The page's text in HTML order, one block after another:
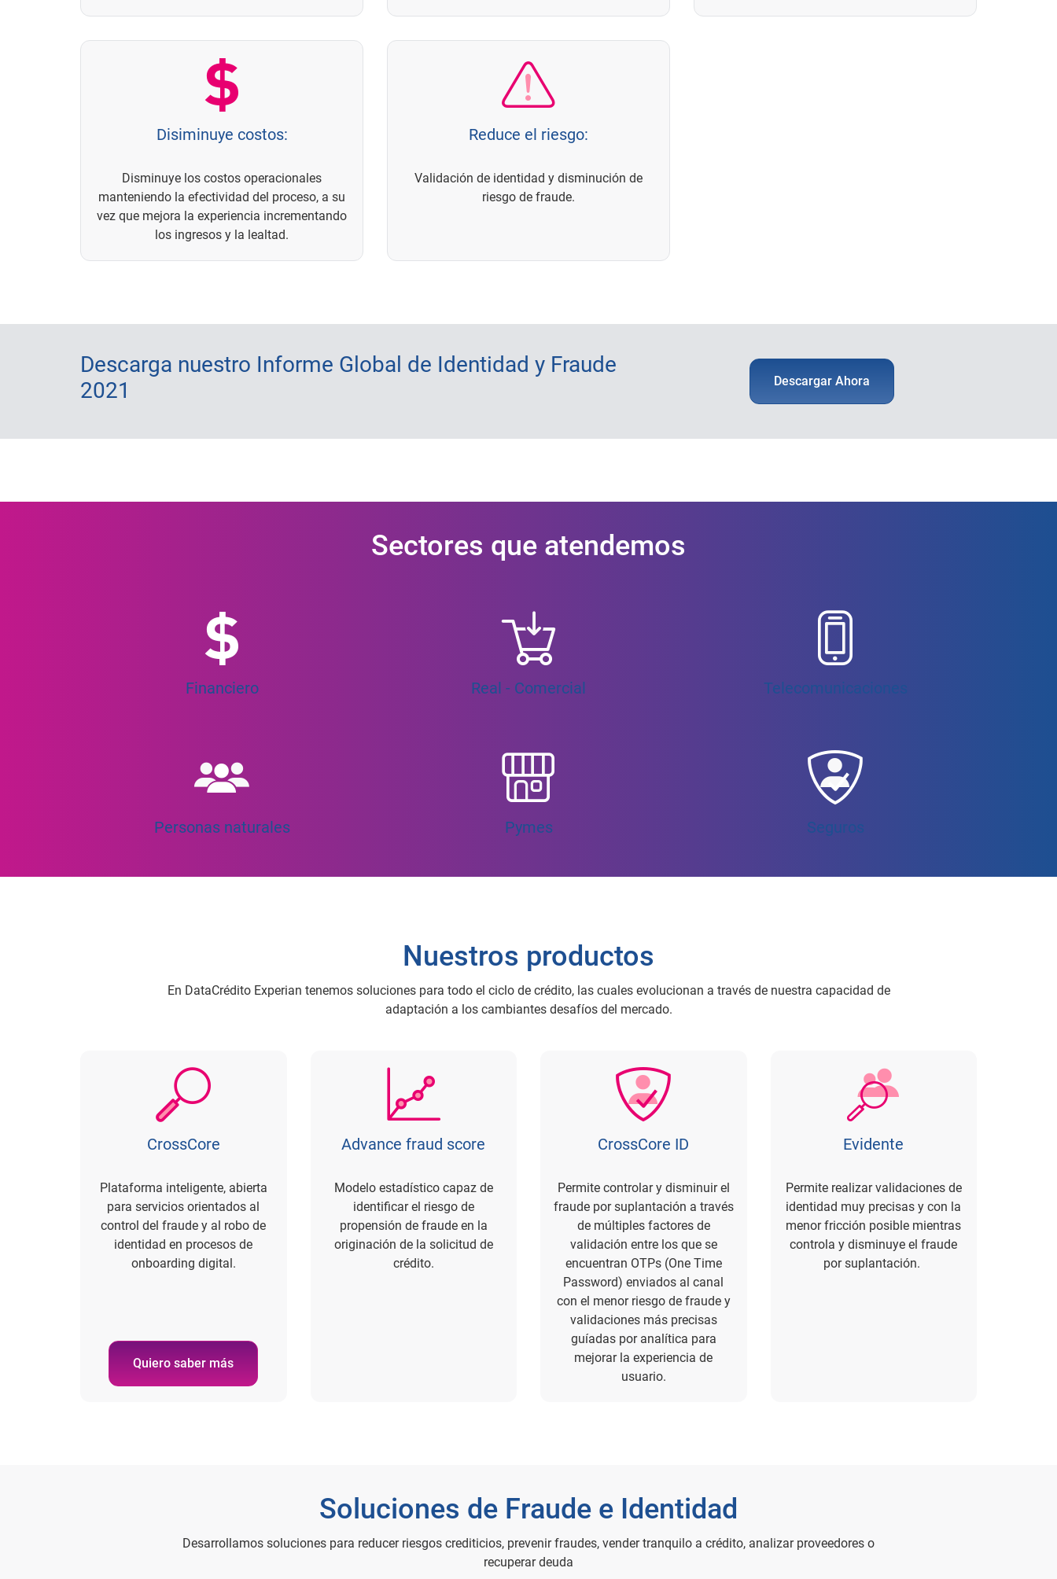
Disiminuye costos:
Disminuye los costos operacionales
manteniendo la efectividad del proceso, a su
vez que mejora la experiencia incrementando
los ingresos y la lealtad.
Reduce el riesgo:
Validación de identidad y disminución de
riesgo de fraude.
Descarga nuestro Informe Global de Identidad y Fraude
2021
Descargar Ahora
Sectores que atendemos
Financiero Real - Comercial Telecomunicaciones
Personas naturales Pymes Seguros
Nuestros productos
En DataCrédito Experian tenemos soluciones para todo el ciclo de crédito, las cuales evolucionan a través de nuestra capacidad de
adaptación a los cambiantes desafíos del mercado.
CrossCore
Plataforma inteligente, abierta
para servicios orientados al
control del fraude y al robo de
identidad en procesos de
onboarding digital.
Quiero saber más
Advance fraud score
Modelo estadístico capaz de
identificar el riesgo de
propensión de fraude en la
originación de la solicitud de
crédito.
CrossCore ID
Permite controlar y disminuir el
fraude por suplantación a través
de múltiples factores de
validación entre los que se
encuentran OTPs (One Time
Password) enviados al canal
con el menor riesgo de fraude y
validaciones más precisas
guíadas por analítica para
mejorar la experiencia de
usuario.
Evidente
Permite realizar validaciones de
identidad muy precisas y con la
menor fricción posible mientras
controla y disminuye el fraude
por suplantación.
Soluciones de Fraude e Identidad
Desarrollamos soluciones para reducer riesgos crediticios, prevenir fraudes, vender tranquilo a crédito, analizar proveedores o
recuperar deuda